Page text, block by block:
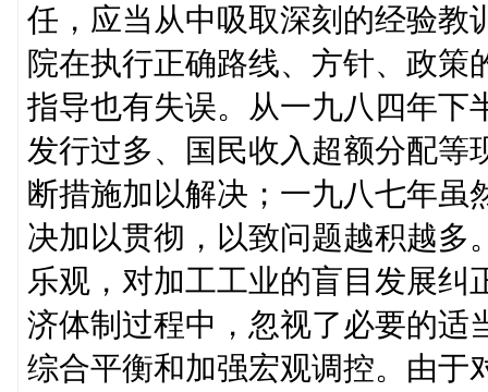
任，应当从中吸取深刻的经验教
院在执行正确路线、方针、政策
指导也有失误。从一九八四年下
发行过多、国民收入超额分配等
断措施加以解决；一九八七年虽
决加以贯彻，以致问题越积越多
乐观，对加工工业的盲目发展纠
济体制过程中，忽视了必要的适
综合平衡和加强宏观调控。由于